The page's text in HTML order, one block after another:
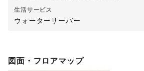
生活サービス
ウォーターサーバー
図面・フロアマップ